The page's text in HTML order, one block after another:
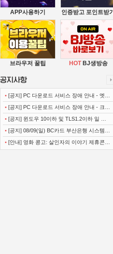
APP사용하기 인증받고 포인트받기
브라우저 꿀팁 HOTBJ생방송
• [공지] PC 다운로드 서비스 장애 안내 - 엣지
(Microsoft Edge)
• [공지] PC 다운로드 서비스 장애 안내 - 크롬
(Chrome)
• [공지] 윈도우 10이하 및 TLS1.2이하 일 경
우 사이트 이용불가 안내
• [공지] 08/09(일) BC카드 부산은행 시스템
정기점검 안내
• [안내] 영화 콩고: 살인자의 이야기 제휴콘텐